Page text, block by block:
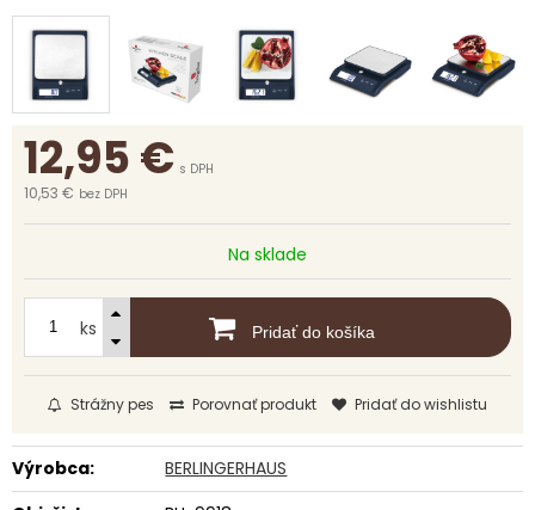
12,95€ s DPH
10,53 € bez DPH
Na sklade
ks Pridať do košíka
Strážny pes Porovnať produkt Pridať do wishlistu
Výrobca:
BERLINGERHAUS